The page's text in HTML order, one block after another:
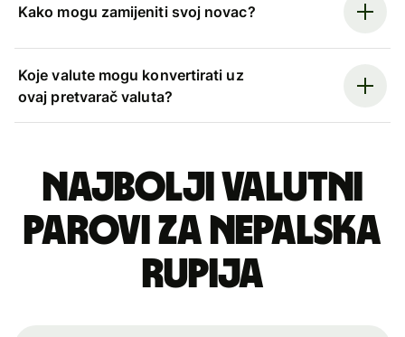
Kako mogu zamijeniti svoj novac?
Koje valute mogu konvertirati uz
ovaj pretvarač valuta?
Najbolji valutni
parovi za nepalska
rupija